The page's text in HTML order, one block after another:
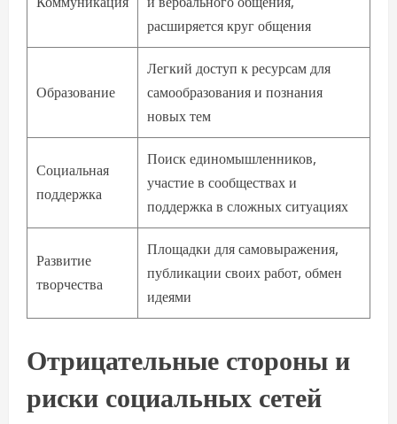
расширяется круг общения
Образование
Легкий доступ к ресурсам для
самообразования и познания
новых тем
Социальная
поддержка
Поиск единомышленников,
участие в сообществах и
поддержка в сложных ситуациях
Развитие
творчества
Площадки для самовыражения,
публикации своих работ, обмен
идеями
Отрицательные стороны и
риски социальных сетей